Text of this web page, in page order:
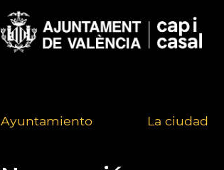
Ayuntamiento La ciudad